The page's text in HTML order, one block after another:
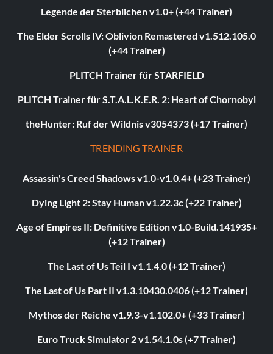
Legende der Sterblichen v1.0+ (+44 Trainer)
The Elder Scrolls IV: Oblivion Remastered v1.512.105.0
(+44 Trainer)
PLITCH Trainer für STARFIELD
PLITCH Trainer für S.T.A.L.K.E.R. 2: Heart of Chornobyl
theHunter: Ruf der Wildnis v3054373 (+17 Trainer)
TRENDING TRAINER
Assassin's Creed Shadows v1.0-v1.0.4+ (+23 Trainer)
Dying Light 2: Stay Human v1.22.3c (+22 Trainer)
Age of Empires II: Definitive Edition v1.0-Build.141935+
(+12 Trainer)
The Last of Us Teil I v1.1.4.0 (+12 Trainer)
The Last of Us Part II v1.3.10430.0406 (+12 Trainer)
Mythos der Reiche v1.9.3-v1.102.0+ (+33 Trainer)
Euro Truck Simulator 2 v1.54.1.0s (+7 Trainer)